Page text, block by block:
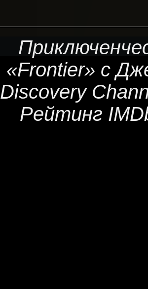
«Frontier» с
Discovery
Рейтинг